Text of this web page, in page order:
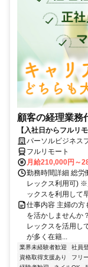
顧客の経理業務
【入社日からフルリ
パーソルビジネス
フルリモート
月給210,000円～
勤務時間詳細 総労
レックス利用可)
ックスを利用し
仕事内容 主婦の方
を活かしませんか
レックスを活用し
が多く在籍...
業界未経験者歓迎 社員
資格取得支援あり
フリ